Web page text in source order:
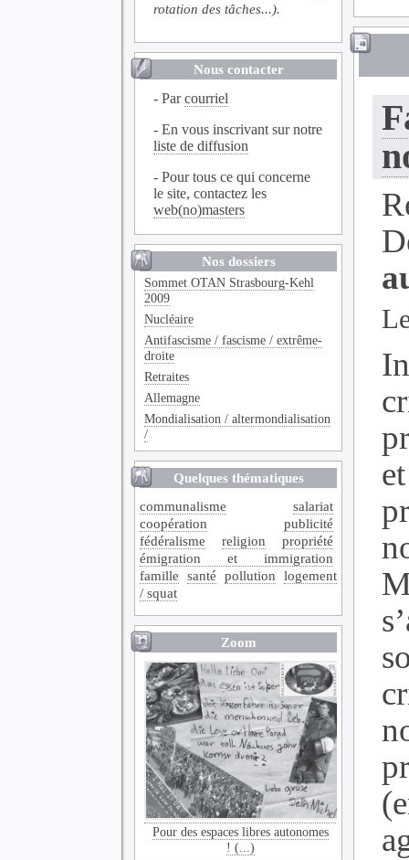
rotation des tâches...).
Nous contacter
- Parcourriel
- En vous inscrivant sur notre
liste de diffusion
- Pour tous ce qui concerne
le site, contactez les
web(no)masters
Nos dossiers
Sommet OTAN Strasbourg-Kehl
2009
Nucléaire
Antifascisme / fascisme / extrême-
droite
Retraites
Allemagne
Mondialisation / altermondialisation
/
Quelques thématiques
communalisme
salariat
coopération
publicité
fédéralisme
religion
propriété
émigration et immigration
famille
santé pollution
logement
/ squat
Zoom
Pour des espaces libres autonomes
! (...)